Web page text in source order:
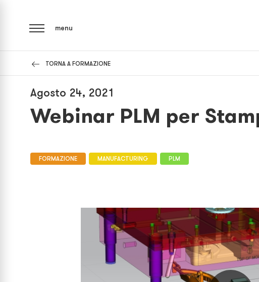
menu
TORNA A FORMAZIONE
Agosto 24, 2021
Webinar PLM per
FORMAZIONE MANUFACTURING PLM